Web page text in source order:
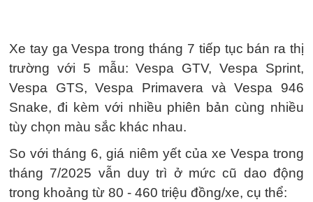
Xe tay ga Vespa trong tháng 7 tiếp tục bán ra thị
trường với 5 mẫu: Vespa GTV, Vespa Sprint,
Vespa GTS, Vespa Primavera và Vespa 946
Snake, đi kèm với nhiều phiên bản cùng nhiều
tùy chọn màu sắc khác nhau.
So với tháng 6, giá niêm yết của xe Vespa trong
tháng 7/2025 vẫn duy trì ở mức cũ dao động
trong khoảng từ 80 - 460 triệu đồng/xe, cụ thể: